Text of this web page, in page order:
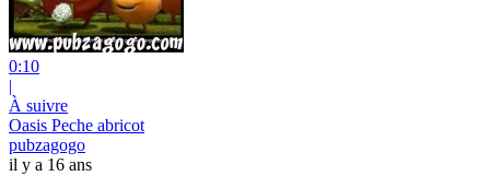
0:10
|
À suivre
Oasis Peche abricot
pubzagogo
il y a 16 ans